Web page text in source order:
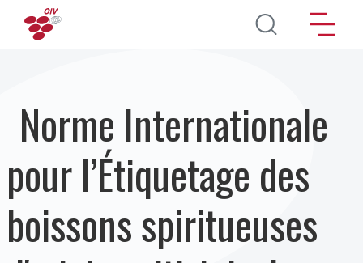
Aller au contenu principal
Norme Internationale
pour l’Étiquetage des
boissons spiritueuses